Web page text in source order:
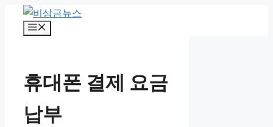
뉴
휴대폰 결제 요금
납부